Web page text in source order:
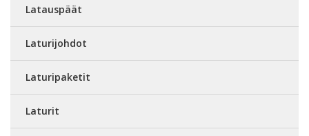
Latauspäät
Laturijohdot
Laturipaketit
Laturit